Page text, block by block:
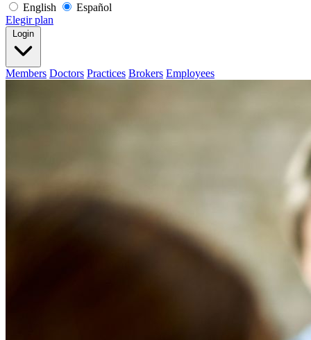
English
Español
Elegir plan
Login
Members Doctors Practices Brokers Employees